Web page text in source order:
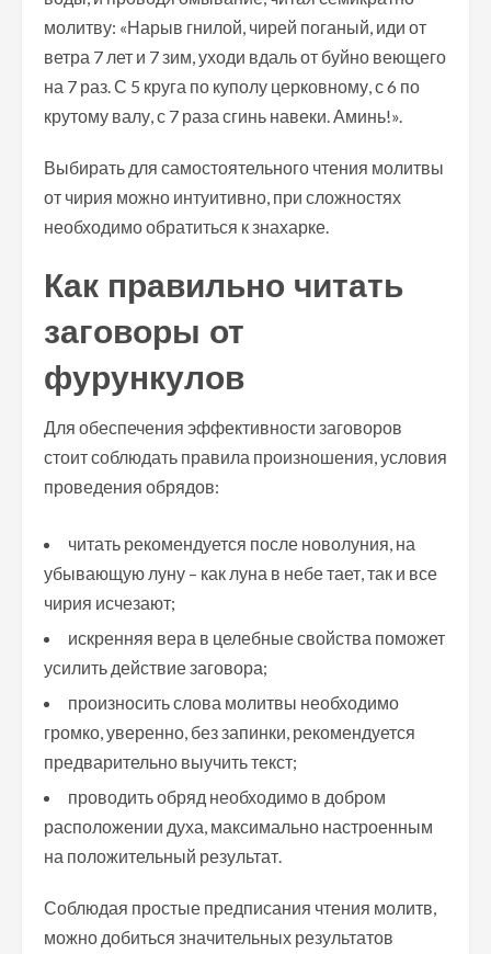
молитву: «Нарыв гнилой, чирей поганый, иди от
ветра 7 лет и 7 зим, уходи вдаль от буйно веющего
на 7 раз. С 5 круга по куполу церковному, с 6 по
крутому валу, с 7 раза сгинь навеки. Аминь!».
Выбирать для самостоятельного чтения молитвы
от чирия можно интуитивно, при сложностях
необходимо обратиться к знахарке.
Как правильно читать
заговоры от
фурункулов
Для обеспечения эффективности заговоров
стоит соблюдать правила произношения, условия
проведения обрядов:
читать рекомендуется после новолуния, на
убывающую луну – как луна в небе тает, так и все
чирия исчезают;
искренняя вера в целебные свойства поможет
усилить действие заговора;
произносить слова молитвы необходимо
громко, уверенно, без запинки, рекомендуется
предварительно выучить текст;
проводить обряд необходимо в добром
расположении духа, максимально настроенным
на положительный результат.
Соблюдая простые предписания чтения молитв,
можно добиться значительных результатов